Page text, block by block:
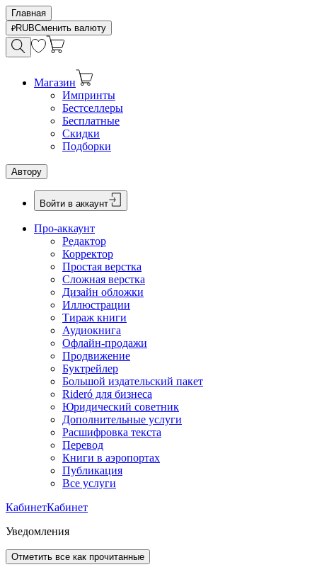
Главная
RUBСменить валюту
Магазин
Импринты
Бестселлеры
Бесплатные
Скидки
Подборки
Автору
Войти в аккаунт
Про-аккаунт
Редактор
Корректор
Простая верстка
Сложная верстка
Дизайн обложки
Иллюстрации
Тираж книги
Аудиокнига
Офлайн-продажи
Продвижение
Буктрейлер
Большой издательский пакет
Rideró для бизнеса
Юридический советник
Дополнительные услуги
Расшифровка текста
Перевод
Книги в аэропортах
Публикация
Все услуги
КабинетКабинет
Уведомления
Отметить все как прочитанные